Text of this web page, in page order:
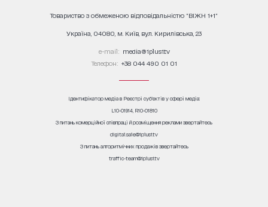
Товариство з обмеженою відповідальністю "ВІЖН 1+1"
Україна, 04080, м. Київ, вул. Кирилівська, 23
е-mail: media@1plus1.tv
Телефон: +38 044 490 01 01
Ідентифікатор медіа в Реєстрі суб’єктів у сфері медіа:
L10-01914, R10-01810
З питань комерційної співпраці й розміщення реклами звертайтесь
digital.sale@1plus1.tv
З питань алгоритмічних продажів звертайтесь
traffic-team@1plus1.tv